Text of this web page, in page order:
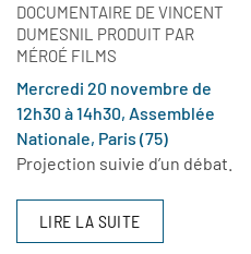
DOCUMENTAIRE DE VINCENT
DUMESNIL PRODUIT PAR
MÉROÉ FILMS
Mercredi 20 novembre de
12h30 à 14h30, Assemblée
Nationale, Paris (75)
Projection suivie d’un débat.
LIRE LA SUITE